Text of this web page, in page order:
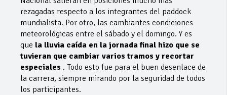
rezagadas respecto a los integrantes del paddock
mundialista. Por otro, las cambiantes condiciones
meteorológicas entre el sábado y el domingo. Y es
que la lluvia caída en la jornada final hizo que se
tuvieran que cambiar varios tramos y recortar
especiales . Todo esto fue para el buen desenlace de
la carrera, siempre mirando por la seguridad de todos
los participantes.